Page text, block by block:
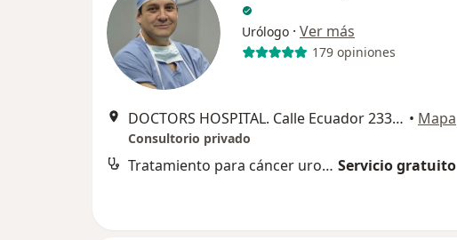
Urólogo · Ver más
179 opiniones
DOCTORS HOSPITAL. Calle Ecuador 2331, cons. # 823, Monterrey • Mapa
Consultorio privado
Tratamiento para cáncer urológico Servicio gratuito